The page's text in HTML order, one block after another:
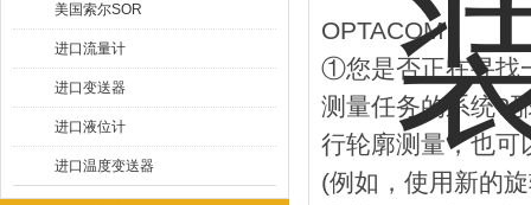
美国索尔SOR
进口流量计
进口变送器
进口液位计
进口温度变送器
OPTACOM
①您是否正在寻找
测量任务的系统?
行轮廓测量，也可
(例如，使用新的